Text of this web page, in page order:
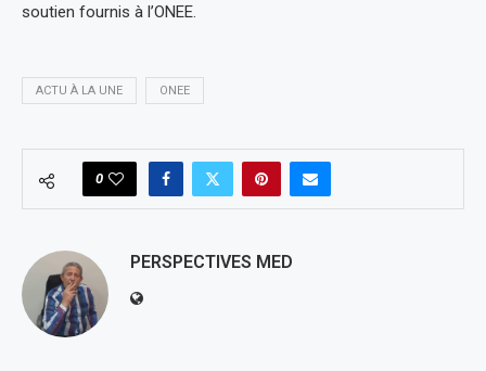
soutien fournis à l’ONEE.
ACTU À LA UNE ONEE
0
PERSPECTIVES MED